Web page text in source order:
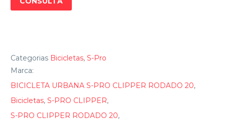
Categorias Bicicletas, S-Pro
Marca:
BICICLETA URBANA S-PRO CLIPPER RODADO 20,
Bicicletas, S-PRO CLIPPER,
S-PRO CLIPPER RODADO 20,